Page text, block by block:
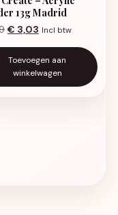
13g Madrid
Oorspronkelijke prijs
€ 3,03 Huidige prijs is: €
Incl btw
Toevoegen aan
winkelwagen